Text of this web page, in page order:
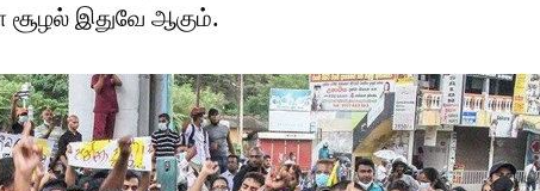
சூழல் இதுவே ஆகும்.